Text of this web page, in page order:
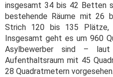
insgesamt 34 bis 42 Betten
bestehende Räume mit 26
Strich 120 bis 135 Plätze,
Insgesamt geht es um 960
Asylbewerber sind –
Aufenthaltsraum mit 45
28 Quadratmetern vorgesehen.